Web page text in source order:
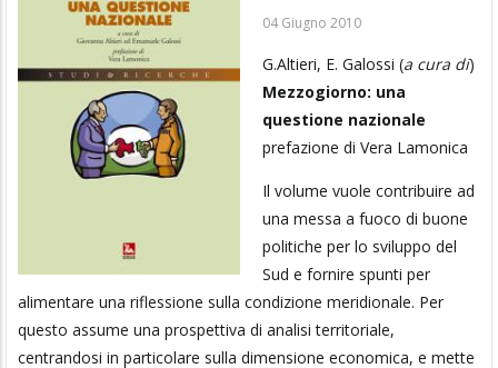
04 Giugno 2010
G.Altieri, E. Galossi (a cura di)
Mezzogiorno: una
questione nazionale
prefazione di Vera Lamonica
Il volume vuole contribuire ad
una messa a fuoco di buone
politiche per lo sviluppo del
Sud e fornire spunti per
alimentare una riflessione sulla condizione meridionale. Per
questo assume una prospettiva di analisi territoriale,
centrandosi in particolare sulla dimensione economica, e mette